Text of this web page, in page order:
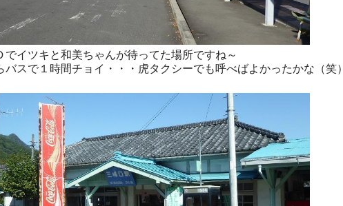
でイツキと和美ちゃんが待ってた場所ですね～
バスで１時間チョイ・・・虎タクシーでも呼べばよかったかな（笑）